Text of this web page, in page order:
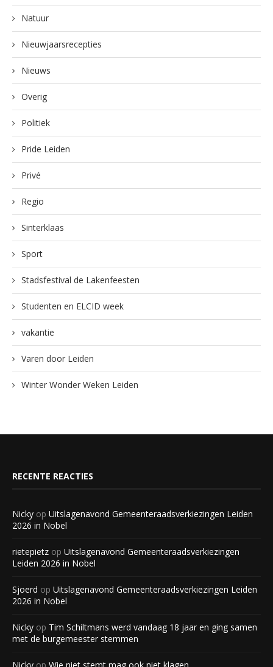
Natuur
Nieuwjaarsrecepties
Nieuws
Overig
Politiek
Pride Leiden
Privé
Regio
Sinterklaas
Sport
Stadsfestival de Lakenfeesten
Studenten en ELCID week
vakantie
Varen door Leiden
Winter Wonder Weken Leiden
RECENTE REACTIES
Nicky op Uitslagenavond Gemeenteraadsverkiezingen Leiden
2026 in Nobel
rietepietz op Uitslagenavond Gemeenteraadsverkiezingen
Leiden 2026 in Nobel
Sjoerd op Uitslagenavond Gemeenteraadsverkiezingen Leiden
2026 in Nobel
Nicky op Tim Schiltmans werd vandaag 18 jaar en ging samen
met de burgemeester stemmen